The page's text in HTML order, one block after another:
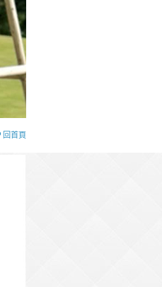
回首頁